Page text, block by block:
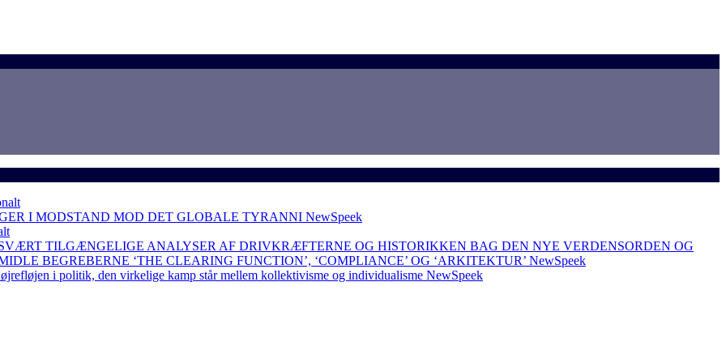
I MODSTAND MOD DET GLOBALE TYRANNI NewSpeek
TILGÆNGELIGE ANALYSER AF DRIVKRÆFTERNE OG HISTORIKKEN BAG DEN NYE VERDENSORDEN OG
BEGREBERNE ‘THE CLEARING FUNCTION’, ‘COMPLIANCE’ OG ‘ARKITEKTUR’ NewSpeek
i politik, den virkelige kamp står mellem kollektivisme og individualisme NewSpeek